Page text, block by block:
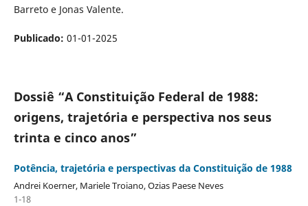
Barreto e Jonas Valente.
Publicado: 01-01-2025
Dossiê “A Constituição Federal de 1988:
origens, trajetória e perspectiva nos seus
trinta e cinco anos”
Potência, trajetória e perspectivas da Constituição de 1988
Andrei Koerner, Mariele Troiano, Ozias Paese Neves
1-18